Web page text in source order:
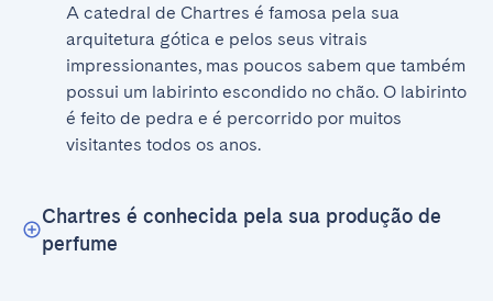
A catedral de Chartres é famosa pela sua
arquitetura gótica e pelos seus vitrais
impressionantes, mas poucos sabem que também
possui um labirinto escondido no chão. O labirinto
é feito de pedra e é percorrido por muitos
visitantes todos os anos.
Chartres é conhecida pela sua produção de
perfume